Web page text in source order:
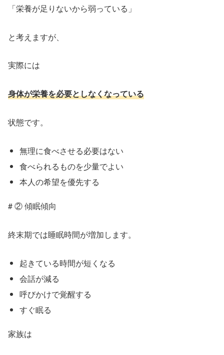
「栄養が足りないから弱っている」
と考えますが、
実際には
身体が栄養を必要としなくなっている
状態です。
無理に食べさせる必要はない
食べられるものを少量でよい
本人の希望を優先する
# ② 傾眠傾向
終末期では睡眠時間が増加します。
起きている時間が短くなる
会話が減る
呼びかけで覚醒する
すぐ眠る
家族は